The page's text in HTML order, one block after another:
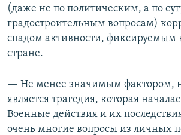
(даже не по политическим, а по
градостроительным вопросам)
спадом активности, фиксируемым
стране.
— Не менее значимым фактором,
является трагедия, которая
Военные действия и их
очень многие вопросы из личных